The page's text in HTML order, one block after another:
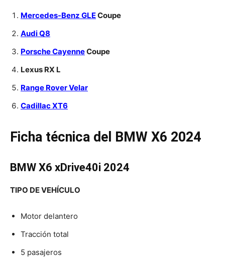
Mercedes-Benz GLECoupe
Audi Q8
Porsche CayenneCoupe
Lexus RX L
Range Rover Velar
Cadillac XT6
Ficha técnica del BMW X6 2024
BMW X6 xDrive40i 2024
TIPO DE VEHÍCULO
Motor delantero
Tracción total
5 pasajeros